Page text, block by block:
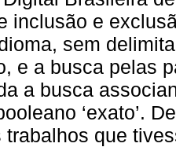
inclusão e
sem
e a busca pelas
a busca
‘exato’.
trabalhos que